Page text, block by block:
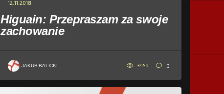
12.11.2018
Higuain: Przepraszam za swoje
zachowanie
JAKUB BALICKI 3459 3